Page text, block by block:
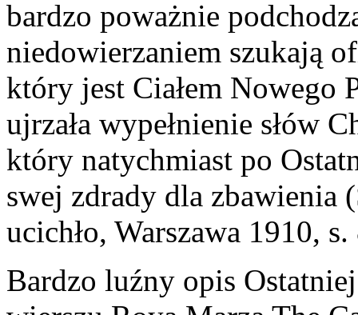
bardzo poważnie
niedowierzaniem szukają
który jest Ciałem Nowego
ujrzała wypełnienie słów
który natychmiast po
swej zdrady dla zbawienia
ucichło, Warszawa 1910,
Bardzo luźny opis